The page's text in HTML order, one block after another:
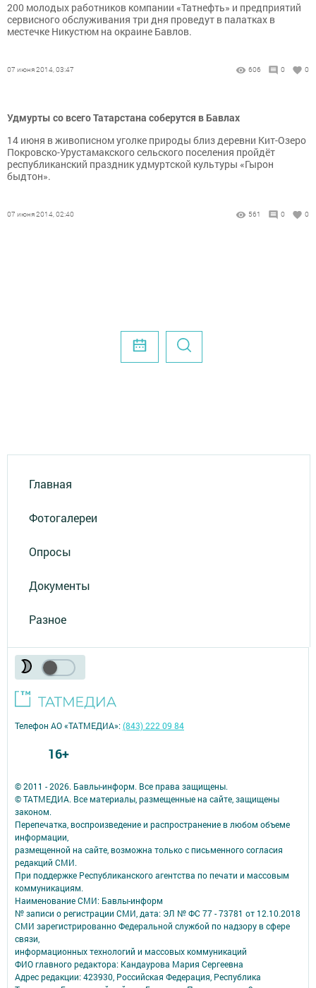
200 молодых работников компании «Татнефть» и предприятий
сервисного обслуживания три дня проведут в палатках в
местечке Никустюм на окраине Бавлов.
07 июня 2014, 03:47 606 0 0
Удмурты со всего Татарстана соберутся в Бавлах
14 июня в живописном уголке природы близ деревни Кит-Озеро
Покровско-Урустамакского сельского поселения пройдёт
республиканский праздник удмуртской культуры «Гырон
быдтон».
07 июня 2014, 02:40 561 0 0
Главная
Фотогалереи
Опросы
Документы
Разное
© 2011 - 2026. Бавлы-информ. Все права защищены.
© ТАТМЕДИА. Все материалы, размещенные на сайте, защищены
законом.
Перепечатка, воспроизведение и распространение в любом объеме
информации,
размещенной на сайте, возможна только с письменного согласия
редакций СМИ.
При поддержке Республиканского агентства по печати и массовым
коммуникациям.
Наименование СМИ: Бавлы-информ
№ записи о регистрации СМИ, дата: ЭЛ № ФС 77 - 73781 от 12.10.2018
СМИ зарегистрированно Федеральной службой по надзору в сфере
связи,
информационных технологий и массовых коммуникаций
ФИО главного редактора: Кандаурова Мария Сергеевна
Адрес редакции: 423930, Российская Федерация, Республика
Телефон АО «ТАТМЕДИА»:(843) 222 09 84
16+